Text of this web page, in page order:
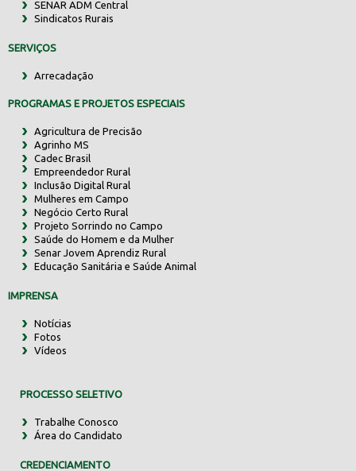
SENAR ADM Central
Sindicatos Rurais
SERVIÇOS
Arrecadação
PROGRAMAS E PROJETOS ESPECIAIS
Agricultura de Precisão
Agrinho MS
Cadec Brasil
Empreendedor Rural
Inclusão Digital Rural
Mulheres em Campo
Negócio Certo Rural
Projeto Sorrindo no Campo
Saúde do Homem e da Mulher
Senar Jovem Aprendiz Rural
Educação Sanitária e Saúde Animal
IMPRENSA
Notícias
Fotos
Vídeos
PROCESSO SELETIVO
Trabalhe Conosco
Área do Candidato
CREDENCIAMENTO